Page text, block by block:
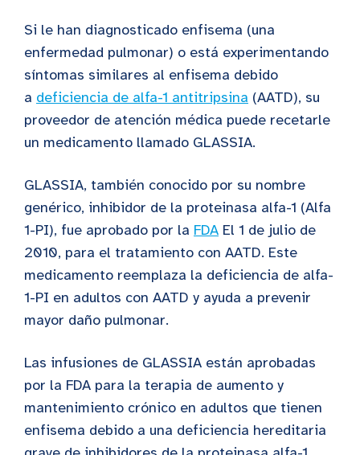
Si le han diagnosticado enfisema (una
enfermedad pulmonar) o está experimentando
síntomas similares al enfisema debido
a deficiencia de alfa-1 antitripsina (AATD), su
proveedor de atención médica puede recetarle
un medicamento llamado GLASSIA.
GLASSIA, también conocido por su nombre
genérico, inhibidor de la proteinasa alfa-1 (Alfa
1-PI), fue aprobado por la FDA El 1 de julio de
2010, para el tratamiento con AATD. Este
medicamento reemplaza la deficiencia de alfa-
1-PI en adultos con AATD y ayuda a prevenir
mayor daño pulmonar.
Las infusiones de GLASSIA están aprobadas
por la FDA para la terapia de aumento y
mantenimiento crónico en adultos que tienen
enfisema debido a una deficiencia hereditaria